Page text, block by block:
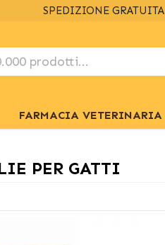
SPEDIZIONE GRATUITA
FARMACIA VETERINARIA
PER GATTI